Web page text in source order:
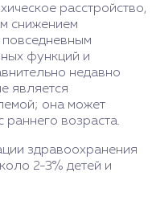
расстройство,
снижением
повседневным
функций и
недавно
является
она может
раннего возраста.
здравоохранения
2-3% детей и